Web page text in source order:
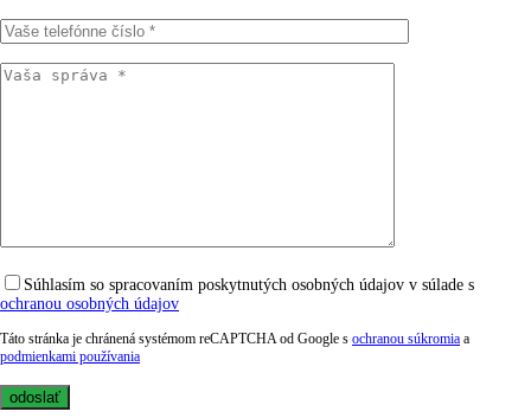
Súhlasím so spracovaním poskytnutých osobných údajov v súlade s
ochranou osobných údajov
Táto stránka je chránená systémom reCAPTCHA od Google s ochranou súkromia a
podmienkami používania